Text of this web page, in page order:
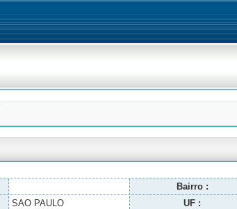
Bairro :
SAO PAULO UF :